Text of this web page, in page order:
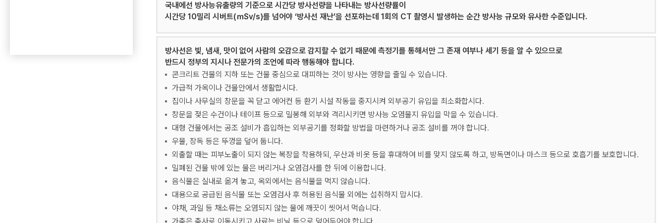
국내에선 방사능유출량의 기준으로 시간당 방사선량을 나타내는 방사선량률이
시간당 10밀리 시버트(ｍSv/s)를 넘어야 ‘방사선 재난’을 선포하는데 1회의 CT 촬영시 발생하는 순간 방사능 규모와 유사한 수준입니다.
방사선은 빛, 냄새, 맛이 없어 사람의 오감으로 감지할 수 없기 때문에 측정기를 통해서만 그 존재 여부나 세기 등을 알 수 있으므로
반드시 정부의 지시나 전문가의 조언에 따라 행동해야 합니다.
콘크리트 건물의 지하 또는 건물 중심으로 대피하는 것이 방사는 영향을 줄일 수 있습니다.
가급적 가옥이나 건물안에서 생활합시다.
집이나 사무실의 창문을 꼭 닫고 에어컨 등 환기 시설 작동을 중지시켜 외부공기 유입을 최소화합시다.
창문을 젖은 수건이나 테이프 등으로 밀봉해 외부와 격리시키면 방사능 오염물지 유입을 막을 수 있습니다.
대형 건물에서는 공조 설비가 흡입하는 외부공기를 정화할 방법을 마련하거나 공조 설비를 꺼야 합니다.
우물, 장독 등은 뚜껑을 덮어 둡니다.
외출할 때는 피부노출이 되지 않는 복장을 착용하되, 우산과 비옷 등을 휴대하여 비를 맞지 않도록 하고, 방독면이나 마스크 등으로 호흡기를 보호합니다.
밀폐된 건물 밖에 있는 물은 버리거나 오염검사를 한 뒤에 이용합니다.
음식물은 실내로 옮겨 놓고, 옥외에서는 음식물을 먹지 않습니다.
대용으로 공급된 음식물 또는 오염검사 후 허용된 음식물 외에는 섭취하지 맙시다.
야채, 과일 등 채소류는 오염되지 않는 물에 깨끗이 씻어서 먹습니다.
자료실
연구보고서
홍보자료
법령정보